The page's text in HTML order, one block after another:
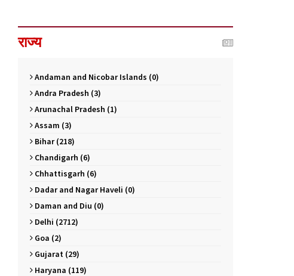
राज्य
Andaman and Nicobar Islands (0)
Andra Pradesh (3)
Arunachal Pradesh (1)
Assam (3)
Bihar (218)
Chandigarh (6)
Chhattisgarh (6)
Dadar and Nagar Haveli (0)
Daman and Diu (0)
Delhi (2712)
Goa (2)
Gujarat (29)
Haryana (119)